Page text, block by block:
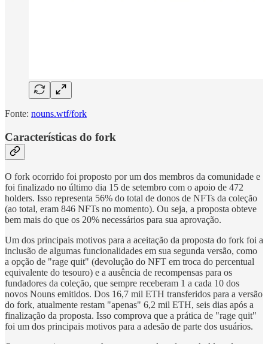
Fonte: nouns.wtf/fork
Características do fork
O fork ocorrido foi proposto por um dos membros da comunidade e
foi finalizado no último dia 15 de setembro com o apoio de 472
holders. Isso representa 56% do total de donos de NFTs da coleção
(ao total, eram 846 NFTs no momento). Ou seja, a proposta obteve
bem mais do que os 20% necessários para sua aprovação.
Um dos principais motivos para a aceitação da proposta do fork foi a
inclusão de algumas funcionalidades em sua segunda versão, como
a opção de "rage quit" (devolução do NFT em troca do percentual
equivalente do tesouro) e a ausência de recompensas para os
fundadores da coleção, que sempre receberam 1 a cada 10 dos
novos Nouns emitidos. Dos 16,7 mil ETH transferidos para a versão
do fork, atualmente restam "apenas" 6,2 mil ETH, seis dias após a
finalização da proposta. Isso comprova que a prática de "rage quit"
foi um dos principais motivos para a adesão de parte dos usuários.